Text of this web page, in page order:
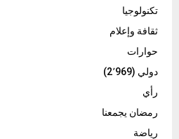
تكنولوجيا
ثقافة وإعلام
حوارات
دولي (2٬969)
رأي
رمضان يجمعنا
رياضة